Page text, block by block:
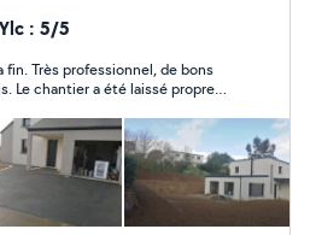
: 5/5
Très professionnel, de bons
Le chantier a été laissé propre